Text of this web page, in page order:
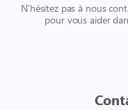
N’hésitez pas à nous
pour vous aider